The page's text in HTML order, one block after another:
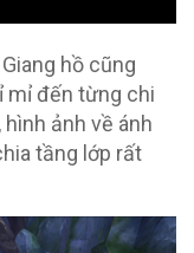
hồ cũng
mỉ đến từng chi
ảnh về ánh
tầng lớp rất